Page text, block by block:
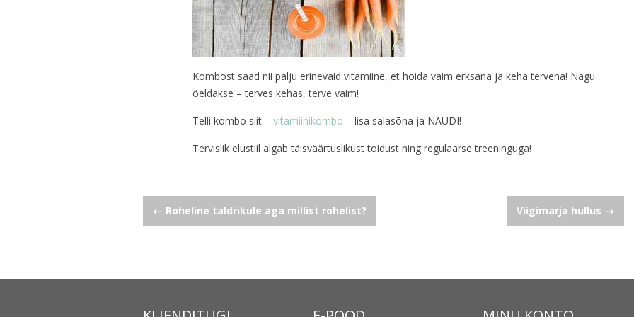
Kombost saad nii palju erinevaid vitamiine, et hoida vaim erksana ja keha tervena! Nagu
öeldakse – terves kehas, terve vaim!
Telli kombo siit – vitamiinikombo – lisa salasõna ja NAUDI!
Tervislik elustiil algab täisväärtuslikust toidust ning regulaarse treeninguga!
Navigeerimine
← Roheline taldrikule aga millist rohelist? Viigimarja hullus →